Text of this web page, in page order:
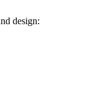
design: